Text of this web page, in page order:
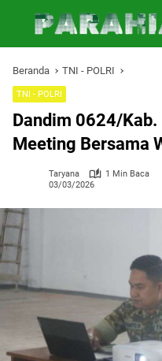
Beranda TNI - POLRI
TNI - POLRI
Dandim 0624/
Meeting Bersama
Taryana
1 Min Baca
03/03/2026